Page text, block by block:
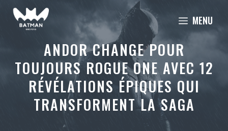
Aller
MENU
ANDOR CHANGE POUR
TOUJOURS ROGUE ONE AVEC 12
RÉVÉLATIONS ÉPIQUES QUI
TRANSFORMENT LA SAGA